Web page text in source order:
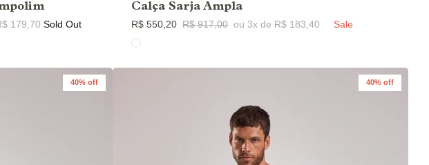
179,70 Sold Out
Calça Sarja Ampla
R$ 550,20 R$ 917,00 ou 3x de R$ 183,40 Sale
40% off 40% off